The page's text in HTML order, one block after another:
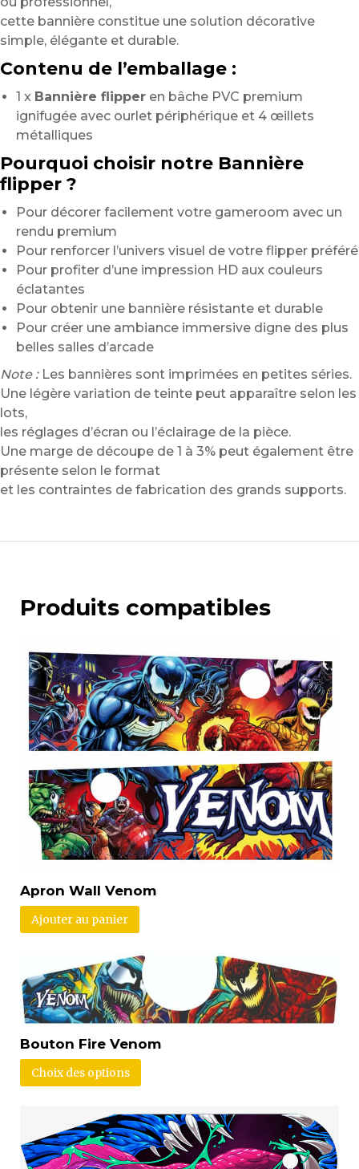
cette bannière constitue une solution décorative
simple, élégante et durable.
Contenu de l’emballage :
1 x Bannière flipper en bâche PVC premium
ignifugée avec ourlet périphérique et 4 œillets
métalliques
Pourquoi choisir notre Bannière
flipper ?
Pour décorer facilement votre gameroom avec un
rendu premium
Pour renforcer l’univers visuel de votre flipper préféré
Pour profiter d’une impression HD aux couleurs
éclatantes
Pour obtenir une bannière résistante et durable
Pour créer une ambiance immersive digne des plus
belles salles d’arcade
Note :Les bannières sont imprimées en petites séries.
Une légère variation de teinte peut apparaître selon les
lots,
les réglages d’écran ou l’éclairage de la pièce.
Une marge de découpe de 1 à 3% peut également être
présente selon le format
et les contraintes de fabrication des grands supports.
Produits compatibles
Apron Wall Venom
Ajouter au panier
Bouton Fire Venom
Choix des options